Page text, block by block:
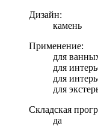
Дизайн:
камень
Применение:
для
для
для
для
Складская
да